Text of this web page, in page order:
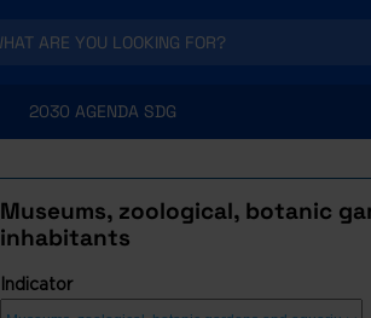
2030 AGENDA SDG
Museums, zoological, botanic
inhabitants
Indicator